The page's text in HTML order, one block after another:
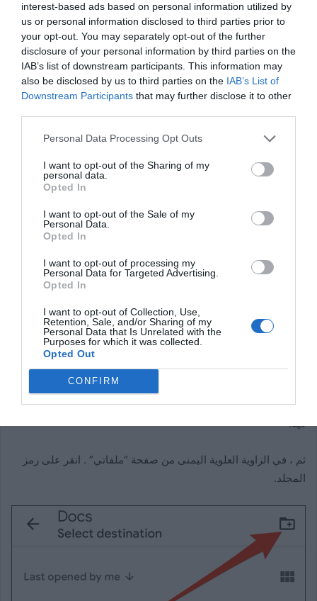
interest-based ads based on personal information utilized by
us or personal information disclosed to third parties prior to
your opt-out. You may separately opt-out of the further
disclosure of your personal information by third parties on the
IAB’s list of downstream participants. This information may
also be disclosed by us to third parties on the IAB’s List of
Downstream Participants that may further disclose it to other
Personal Data Processing Opt Outs
I want to opt-out of the Sharing of my
personal data.
Opted In
I want to opt-out of the Sale of my
Personal Data.
Opted In
I want to opt-out of processing my
Personal Data for Targeted Advertising.
Opted In
I want to opt-out of Collection, Use,
Retention, Sale, and/or Sharing of my
Personal Data that Is Unrelated with the
Purposes for which it was collected.
Opted Out
CONFIRMسترى شاشة “ملفاتي” تعرض مجلدات Google Drive الخاصة بك.
لكن في هذه الشاشة ، انتقل إلى المجلد الذي تريد إنشاء مجلد جديد
فيه.
ثم ، في الزاوية العلوية اليمنى من صفحة “ملفاتي” . انقر على رمز
المجلد.